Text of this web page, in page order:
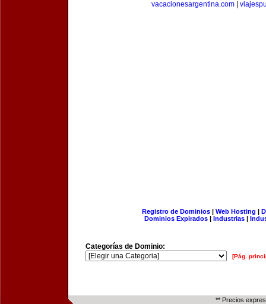
vacacionesargentina.com
Registro de Dominios| Web Hosting |
Dominios Expirados | Industrias |
Categorías de Dominio:
[Pág.
** Precios